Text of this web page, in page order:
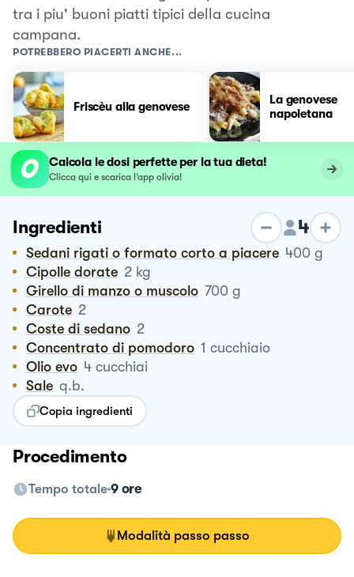
tra i piu' buoni piatti tipici della cucina
campana.
POTREBBERO PIACERTI ANCHE...
Friscèu alla genovese
La genovese
napoletana
Calcola le dosi perfette per la tua dieta!
Clicca qui e scarica l’app olivia!
Ingredienti 4
Sedani rigati o formato corto a piacere 400 g
Cipolle dorate 2 kg
Girello di manzo o muscolo 700 g
Carote 2
Coste di sedano 2
Concentrato di pomodoro 1 cucchiaio
Olio evo 4 cucchiai
Sale q.b.
Copia ingredienti
Procedimento
Tempo totale 9 ore
Modalità passo passo